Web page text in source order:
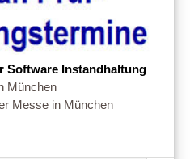
Software Instandhaltung
München
Messe in München